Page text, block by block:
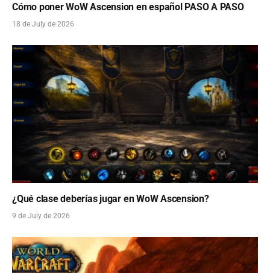
Cómo poner WoW Ascension en español PASO A PASO
18 de July de 2026
¿Qué clase deberías jugar en WoW Ascension?
9 de July de 2026